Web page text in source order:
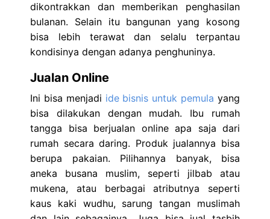
dikontrakkan dan memberikan penghasilan
bulanan. Selain itu bangunan yang kosong
bisa lebih terawat dan selalu terpantau
kondisinya dengan adanya penghuninya.
Jualan Online
Ini bisa menjadi ide bisnis untuk pemula yang
bisa dilakukan dengan mudah. Ibu rumah
tangga bisa berjualan online apa saja dari
rumah secara daring. Produk jualannya bisa
berupa pakaian. Pilihannya banyak, bisa
aneka busana muslim, seperti jilbab atau
mukena, atau berbagai atributnya seperti
kaus kaki wudhu, sarung tangan muslimah